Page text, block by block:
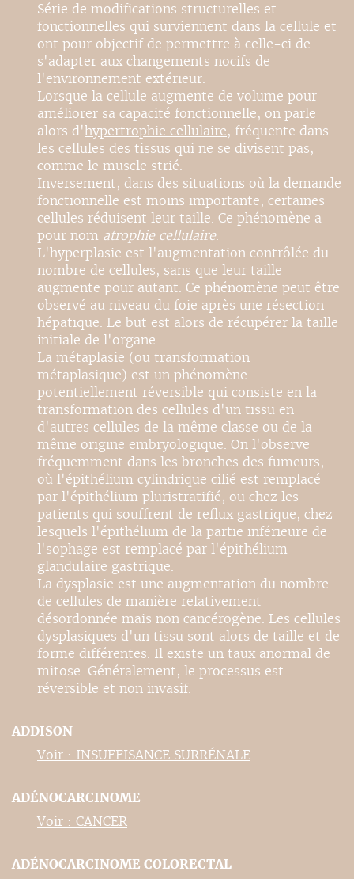
Série de modifications structurelles et
fonctionnelles qui surviennent dans la cellule et
ont pour objectif de permettre à celle-ci de
s'adapter aux changements nocifs de
l'environnement extérieur.
Lorsque la cellule augmente de volume pour
améliorer sa capacité fonctionnelle, on parle
alors d'hypertrophie cellulaire, fréquente dans
les cellules des tissus qui ne se divisent pas,
comme le muscle strié.
Inversement, dans des situations où la demande
fonctionnelle est moins importante, certaines
cellules réduisent leur taille. Ce phénomène a
pour nom atrophie cellulaire.
L'hyperplasie est l'augmentation contrôlée du
nombre de cellules, sans que leur taille
augmente pour autant. Ce phénomène peut être
observé au niveau du foie après une résection
hépatique. Le but est alors de récupérer la taille
initiale de l'organe.
La métaplasie (ou transformation
métaplasique) est un phénomène
potentiellement réversible qui consiste en la
transformation des cellules d'un tissu en
d'autres cellules de la même classe ou de la
même origine embryologique. On l'observe
fréquemment dans les bronches des fumeurs,
où l'épithélium cylindrique cilié est remplacé
par l'épithélium pluristratifié, ou chez les
patients qui souffrent de reflux gastrique, chez
lesquels l'épithélium de la partie inférieure de
l'sophage est remplacé par l'épithélium
glandulaire gastrique.
La dysplasie est une augmentation du nombre
de cellules de manière relativement
désordonnée mais non cancérogène. Les cellules
dysplasiques d'un tissu sont alors de taille et de
forme différentes. Il existe un taux anormal de
mitose. Généralement, le processus est
réversible et non invasif.
ADDISON
Voir : INSUFFISANCE SURRÉNALE
ADÉNOCARCINOME
Voir : CANCER
ADÉNOCARCINOME COLORECTAL